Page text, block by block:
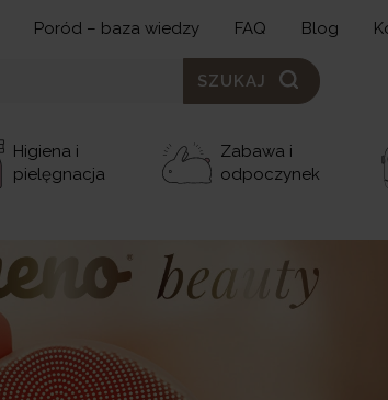
Poród – baza wiedzy FAQ Blog
SZUKAJ
Higiena i
pielęgnacja
Zabawa i
odpoczynek